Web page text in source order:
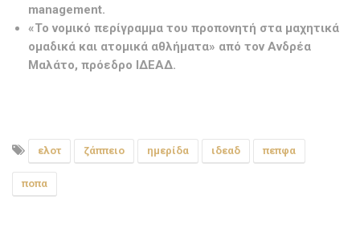
management.
«Το νομικό περίγραμμα του προπονητή στα μαχητικά
ομαδικά και ατομικά αθλήματα» από τον Ανδρέα
Μαλάτο, πρόεδρο ΙΔΕΑΔ.
ελοτ ζάππειο ημερίδα ιδεαδ πεπφα
ποπα